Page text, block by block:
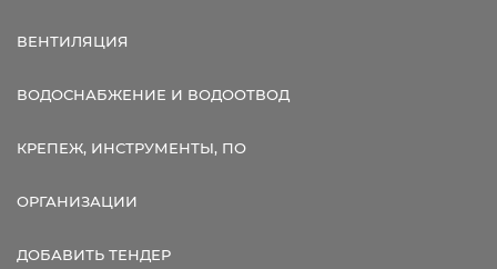
ВЕНТИЛЯЦИЯ
ВОДОСНАБЖЕНИЕ И ВОДООТВОД
КРЕПЕЖ, ИНСТРУМЕНТЫ, ПО
ОРГАНИЗАЦИИ
ДОБАВИТЬ ТЕНДЕР